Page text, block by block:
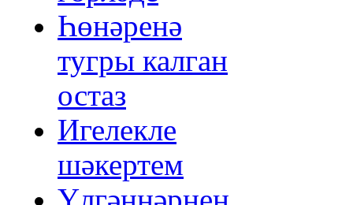
Һөнәренә
тугры калган
остаз
Игелекле
шәкертем